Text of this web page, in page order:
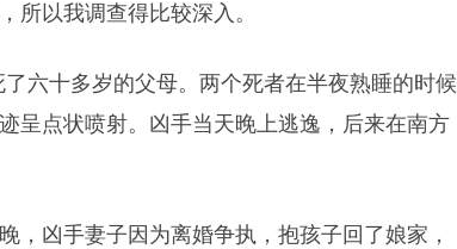
所以我调查得比较深入。
六十多岁的父母。两个死者在半夜熟睡的时候
呈点状喷射。凶手当天晚上逃逸，后来在南方
，凶手妻子因为离婚争执，抱孩子回了娘家，